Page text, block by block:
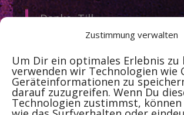
Zustimmung verwalten
Um Dir ein optimales Erlebnis zu
verwenden wir Technologien wie
Geräteinformationen zu
darauf zuzugreifen. Wenn Du
Technologien zustimmst,
Danke, Till.